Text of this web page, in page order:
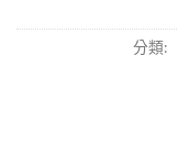
分類: